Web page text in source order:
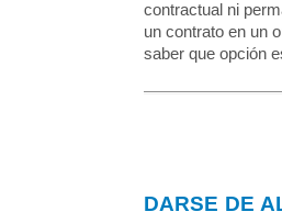
contractual ni
un contrato en un
saber que opción
DARSE DE